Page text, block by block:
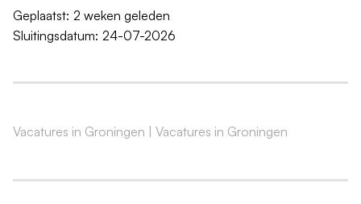
plaatsing
Ervaring in plaatwerk of schadeherstel
Teamspirit en verantwoordelijkheidsgevoel
Geplaatst: 2 weken geleden
Sluitingsdatum: 24-07-2026
Vacatures in Groningen | Vacatures in Groningen